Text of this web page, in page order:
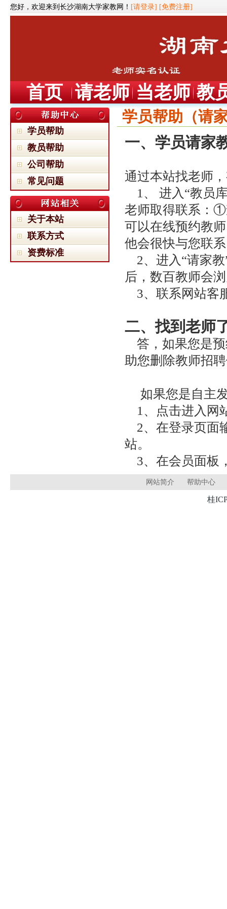
您好，欢迎来到长沙湖南大学家教网！ [请登录] [免费注册]
首页 请老师 当老师 教
学员帮助
教员帮助
公司帮助
常见问题
关于本站
联系方式
资费标准
学员帮助（请
一、学员请家
通过本站找老师
1、 进入“教员
老师取得联系：
可以在线预约教
他会很快与您联
2、进入“请家
后，数百教师会
3、联系网站客
二、找到老师
答，如果您是预
助您删除教师招
如果您是自主
1、点击进入网
2、在登录页面
站。
3、在会员面板
网站简介 帮助中心
桂